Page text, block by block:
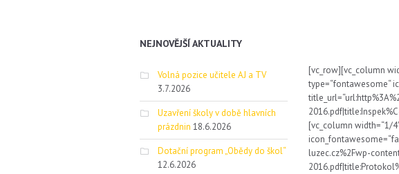
[vc_row][vc_column
type=“fontawesome“
[vc_column width=“1/
luzec.cz%2Fwp-
NEJNOVĚJŠÍ AKTUALITY
Volná pozice učitele AJ a TV
3.7.2026
Uzavření školy v době hlavních
prázdnin 18.6.2026
Dotační program „Obědy do škol“
12.6.2026